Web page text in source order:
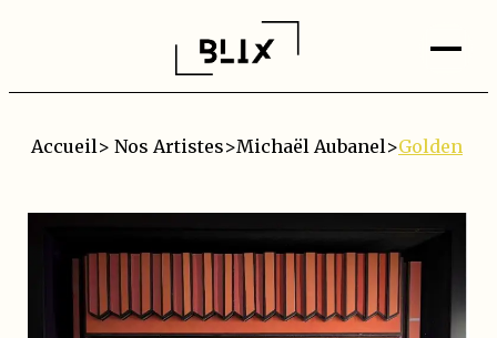
Accueil> Nos Artistes>Michaël Aubanel>Golden